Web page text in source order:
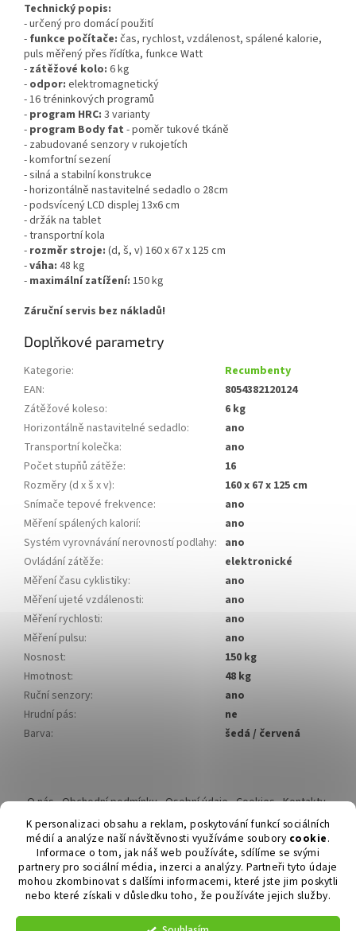
K personalizaci obsahu a reklam, poskytování funkcí sociálních
médií a analýze naší návštěvnosti využíváme soubory cookie.
Informace o tom, jak náš web používáte, sdílíme se svými
partnery pro sociální média, inzerci a analýzy. Partneři tyto údaje
mohou zkombinovat s dalšími informacemi, které jste jim poskytli
nebo které získali v důsledku toho, že používáte jejich služby.
Technický popis:
- určený pro domácí použití
- funkce počítače: čas, rychlost, vzdálenost, spálené kalorie,
puls měřený přes řídítka, funkce Watt
- zátěžové kolo: 6 kg
- odpor: elektromagnetický
- 16 tréninkových programů
- program HRC: 3 varianty
- program Body fat - poměr tukové tkáně
- zabudované senzory v rukojetích
- komfortní sezení
- silná a stabilní konstrukce
- horizontálně nastavitelné sedadlo o 28cm
- podsvícený LCD displej 13x6 cm
- držák na tablet
- transportní kola
- rozměr stroje: (d, š, v) 160 x 67 x 125 cm
-váha: 48 kg
- maximální zatížení: 150 kg
Záruční servis bez nákladů!
Doplňkové parametry
Kategorie:
Recumbenty
EAN:
8054382120124
Zátěžové koleso:
6 kg
Horizontálně nastavitelné sedadlo:
ano
Transportní kolečka:
ano
Počet stupňů zátěže:
16
Rozměry (d x š x v):
160 x 67 x 125 cm
Snímače tepové frekvence:
ano
Měření spálených kalorií:
ano
Systém vyrovnávání nerovností podlahy: ano
Ovládání zátěže:
elektronické
Měření času cyklistiky:
ano
Měření ujeté vzdálenosti:
ano
Měření rychlosti:
ano
Měření pulsu:
ano
Nosnost:
150 kg
Hmotnost:
48 kg
Ruční senzory:
ano
Hrudní pás:
ne
Barva: šedá / červená
á
p
O nás Obchodní podmínky Osobní údaje Cookies Kontakty
Reklamační řád
Vytvořil Shoptet